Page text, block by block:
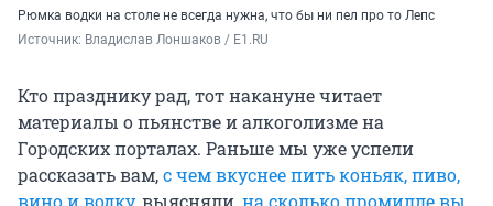
Рюмка водки на столе не всегда нужна, что бы ни пел про то Лепс
Источник: Владислав Лоншаков / E1.RU
Кто празднику рад, тот накануне читает
материалы о пьянстве и алкоголизме на
Городских порталах. Раньше мы уже успели
рассказать вам,с чем вкуснее пить коньяк, пиво,
вино и водку, выясняли,на сколько промилле вы